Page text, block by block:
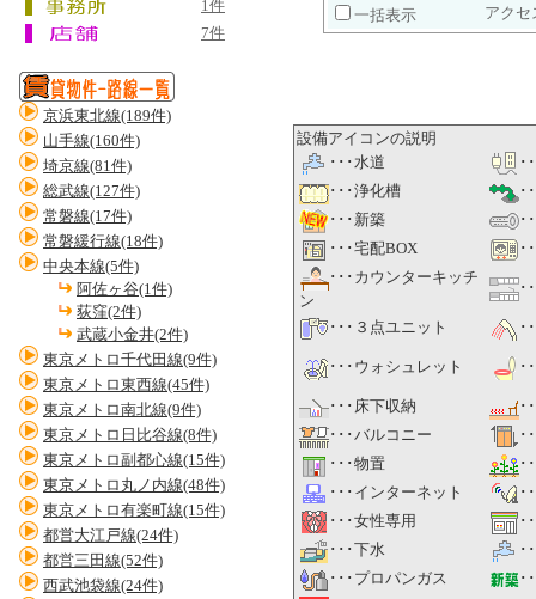
1件
7件
京浜東北線(189件)
山手線(160件)
埼京線(81件)
総武線(127件)
常磐線(17件)
常磐緩行線(18件)
中央本線(5件)
阿佐ヶ谷(1件)
荻窪(2件)
武蔵小金井(2件)
東京メトロ千代田線(9件)
東京メトロ東西線(45件)
東京メトロ南北線(9件)
東京メトロ日比谷線(8件)
東京メトロ副都心線(15件)
東京メトロ丸ノ内線(48件)
東京メトロ有楽町線(15件)
都営大江戸線(24件)
都営三田線(52件)
西武池袋線(24件)
一括表示 アクセ
設備アイコンの説明
･･･水道
･
･･･浄化槽
･
･･･新築
･
･･･宅配BOX
･
･･･カウンターキッチ
ン
･
･･･３点ユニット ･
･･･ウォシュレット ･
･･･床下収納
･
･･･バルコニー
･
･･･物置
･
･･･インターネット
･
･･･女性専用
･
･･･下水
･
･･･プロパンガス
･